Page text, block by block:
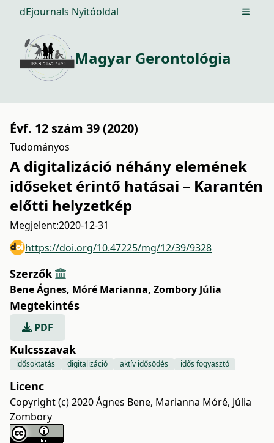
dEjournals Nyitóoldal Open
Magyar Gerontológia
Évf. 12 szám 39 (2020)
Tudományos
A digitalizáció néhány elemének
időseket érintő hatásai – Karantén
előtti helyzetkép
Megjelent:2020-12-31
https://doi.org/10.47225/mg/12/39/9328
Szerzők
Bene Ágnes, Móré Marianna, Zombory Júlia
Megtekintés
PDF
Kulcsszavak
idősoktatás digitalizáció aktív idősödés idős fogyasztó
Licenc
Copyright (c) 2020 Ágnes Bene, Marianna Móré, Júlia
Zombory